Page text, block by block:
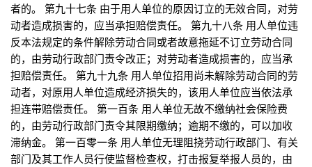
者的。 第九十七条 由于用人单位的原因订立的无效合同，对劳
动者造成损害的，应当承担赔偿责任。 第九十八条 用人单位违
反本法规定的条件解除劳动合同或者故意拖延不订立劳动合同
的，由劳动行政部门责令改正；对劳动者造成损害的，应当承
担赔偿责任。 第九十九条 用人单位招用尚未解除劳动合同的劳
动者，对原用人单位造成经济损失的，该用人单位应当依法承
担连带赔偿责任。 第一百条 用人单位无故不缴纳社会保险费
的，由劳动行政部门责令其限期缴纳；逾期不缴的，可以加收
滞纳金。 第一百零一条 用人单位无理阻挠劳动行政部门、有关
部门及其工作人员行使监督检查权，打击报复举报人员的，由